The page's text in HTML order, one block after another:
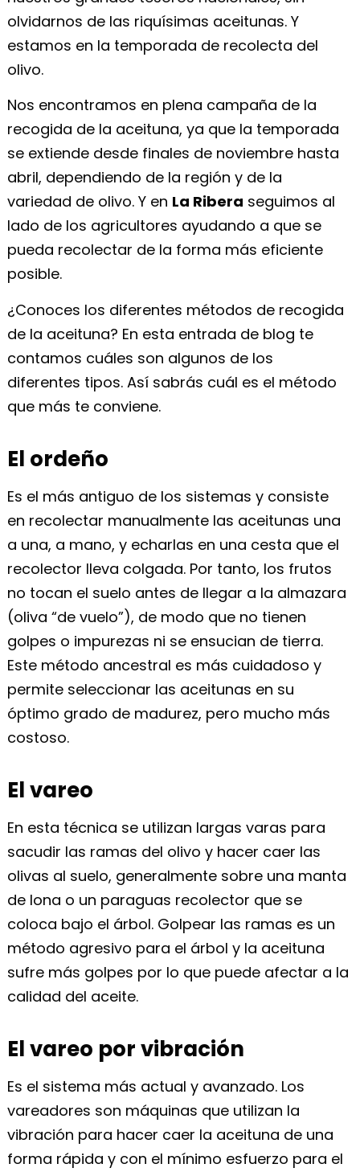
olvidarnos de las riquísimas aceitunas. Y
estamos en la temporada de recolecta del
olivo.
Nos encontramos en plena campaña de la
recogida de la aceituna, ya que la temporada
se extiende desde finales de noviembre hasta
abril, dependiendo de la región y de la
variedad de olivo. Y en La Ribera seguimos al
lado de los agricultores ayudando a que se
pueda recolectar de la forma más eficiente
posible.
¿Conoces los diferentes métodos de recogida
de la aceituna? En esta entrada de blog te
contamos cuáles son algunos de los
diferentes tipos. Así sabrás cuál es el método
que más te conviene.
El ordeño
Es el más antiguo de los sistemas y consiste
en recolectar manualmente las aceitunas una
a una, a mano, y echarlas en una cesta que el
recolector lleva colgada. Por tanto, los frutos
no tocan el suelo antes de llegar a la almazara
(oliva “de vuelo”), de modo que no tienen
golpes o impurezas ni se ensucian de tierra.
Este método ancestral es más cuidadoso y
permite seleccionar las aceitunas en su
óptimo grado de madurez, pero mucho más
costoso.
El vareo
En esta técnica se utilizan largas varas para
sacudir las ramas del olivo y hacer caer las
olivas al suelo, generalmente sobre una manta
de lona o un paraguas recolector que se
coloca bajo el árbol. Golpear las ramas es un
método agresivo para el árbol y la aceituna
sufre más golpes por lo que puede afectar a la
calidad del aceite.
El vareo por vibración
Es el sistema más actual y avanzado. Los
vareadores son máquinas que utilizan la
vibración para hacer caer la aceituna de una
forma rápida y con el mínimo esfuerzo para el